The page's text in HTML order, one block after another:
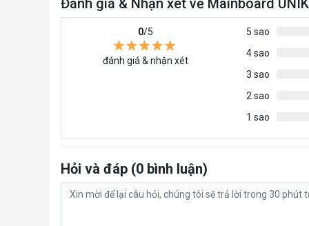
0/5
đánh giá & nhận xét
5 sao
4 sao
3 sao
2 sao
1 sao
Hỏi và đáp (0 bình luận)